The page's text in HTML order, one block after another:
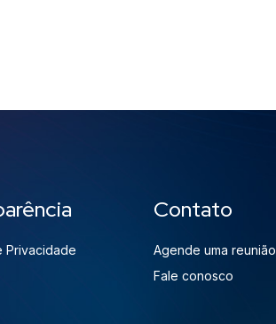
Privacidade
Contato
Agende uma reunião
Fale conosco